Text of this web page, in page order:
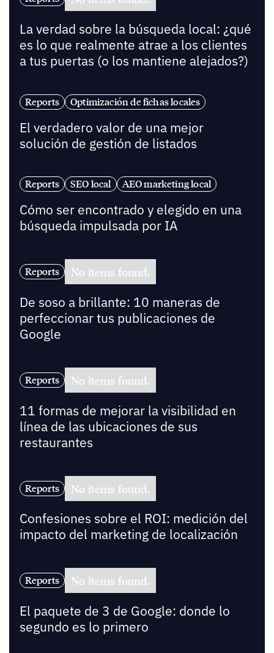
La verdad sobre la búsqueda local: ¿qué
es lo que realmente atrae a los clientes
a tus puertas (o los mantiene alejados?)
Reports Optimización de fichas locales
El verdadero valor de una mejor
solución de gestión de listados
Reports SEO local AEO marketing local
Cómo ser encontrado y elegido en una
búsqueda impulsada por IA
Reports No items found.
De soso a brillante: 10 maneras de
perfeccionar tus publicaciones de
Google
Reports No items found.
11 formas de mejorar la visibilidad en
línea de las ubicaciones de sus
restaurantes
Reports No items found.
Confesiones sobre el ROI: medición del
impacto del marketing de localización
Reports No items found.
El paquete de 3 de Google: donde lo
segundo es lo primero